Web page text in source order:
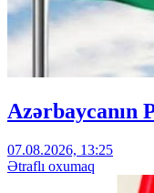
Azərbaycanın
07.08.2026, 13:25
Ətraflı oxumaq